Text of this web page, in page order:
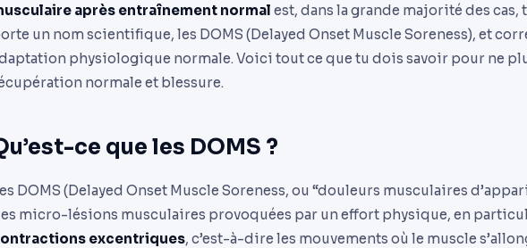
après entraînement normal est, dans la grande majorité des cas,
un nom scientifique, les DOMS (Delayed Onset Muscle Soreness), et
physiologique normale. Voici tout ce que tu dois savoir pour ne
normale et blessure.
ce que les DOMS ?
DOMS (Delayed Onset Muscle Soreness, ou “douleurs musculaires
micro-lésions musculaires provoquées par un effort physique, en
excentriques, c’est-à-dire les mouvements où le muscle